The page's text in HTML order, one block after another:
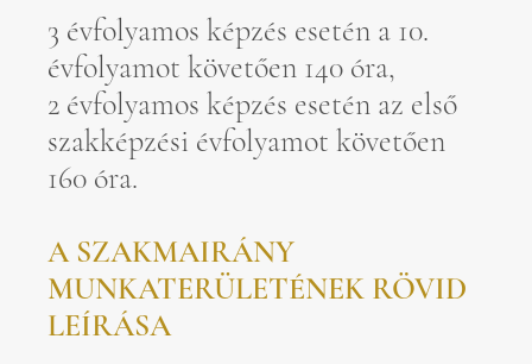
3 évfolyamos képzés esetén a 10.
évfolyamot követően 140 óra,
2 évfolyamos képzés esetén az első
szakképzési évfolyamot követően
160 óra.
A SZAKMAIRÁNY
MUNKATERÜLETÉNEK RÖVID
LEÍRÁSA